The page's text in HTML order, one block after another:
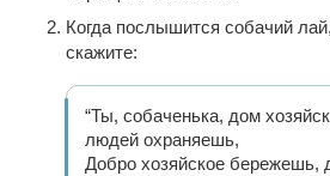
Когда послышится собачий
скажите:
“Ты, собаченька, дом
людей охраняешь,
Добро хозяйское бережешь,